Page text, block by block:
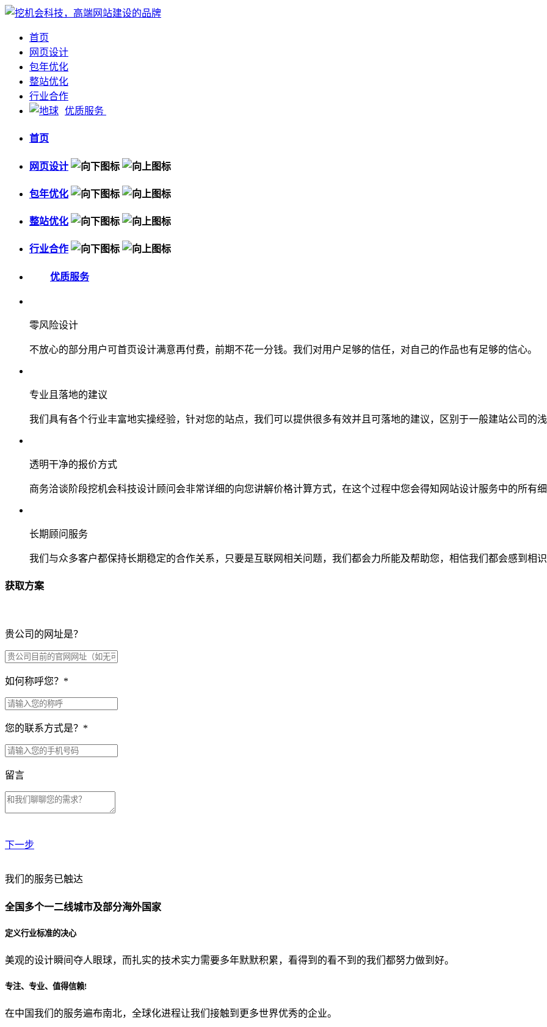
首页
网页设计
包年优化
整站优化
行业合作
优质服务
首页
网页设计
包年优化
整站优化
行业合作
优质服务
零风险设计
不放心的部分用户可首页设计满意再付费，前期不花一分钱。我们对用户足够的信任，对自己的作品也有足够的信心。
专业且落地的建议
我们具有各个行业丰富地实操经验，针对您的站点，我们可以提供很多有效并且可落地的建议，区别于一般建站公司的
透明干净的报价方式
商务洽谈阶段挖机会科技设计顾问会非常详细的向您讲解价格计算方式，在这个过程中您会得知网站设计服务中的所有
长期顾问服务
我们与众多客户都保持长期稳定的合作关系，只要是互联网相关问题，我们都会力所能及帮助您，相信我们都会感到相
获取方案
贵公司的网址是？
如何称呼您？ *
您的联系方式是？ *
留言
下一步
贵公司预算范围是？
贵公司的团队规模是？
从哪里了解到我们？
我们的服务已触达
全国多个一二线城市及部分海外国家
定义行业标准的决心
美观的设计瞬间夺人眼球，而扎实的技术实力需要多年默默积累，看得到的看不到的我们都努力做到好。
专注、专业、值得信赖!
在中国我们的服务遍布南北，全球化进程让我们接触到更多世界优秀的企业。